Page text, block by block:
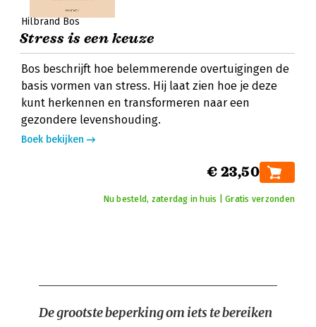
Hilbrand Bos
Stress is een keuze
Bos beschrijft hoe belemmerende overtuigingen de
basis vormen van stress. Hij laat zien hoe je deze
kunt herkennen en transformeren naar een
gezondere levenshouding.
Boek bekijken
€ 23,50
Nu besteld, zaterdag in huis | Gratis verzonden
De grootste beperking om iets te bereiken